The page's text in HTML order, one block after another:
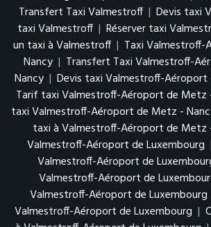
Transfert Taxi Valmestroff | Devis taxi
taxi Valmestroff | Réserver taxi
un taxi à Valmestroff | Taxi
Nancy | Transfert Taxi Valmestroff-
Nancy | Devis taxi Valmestroff-
Tarif taxi Valmestroff-Aéroport de Metz
taxi Valmestroff-Aéroport de Metz -
taxi à Valmestroff-Aéroport de Metz
Valmestroff-Aéroport de Luxembourg |
Valmestroff-Aéroport de
Valmestroff-Aéroport de
Valmestroff-Aéroport de Luxembourg
Valmestroff-Aéroport de Luxembourg |